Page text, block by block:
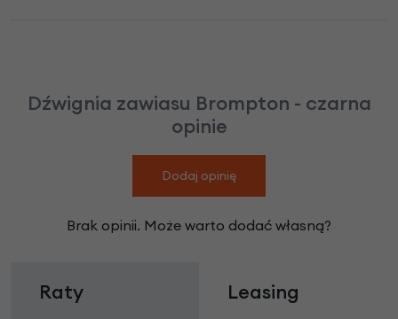
Dźwignia zawiasu Brompton - czarna
opinie
Dodaj opinię
Brak opinii. Może warto dodać własną?
Raty Leasing